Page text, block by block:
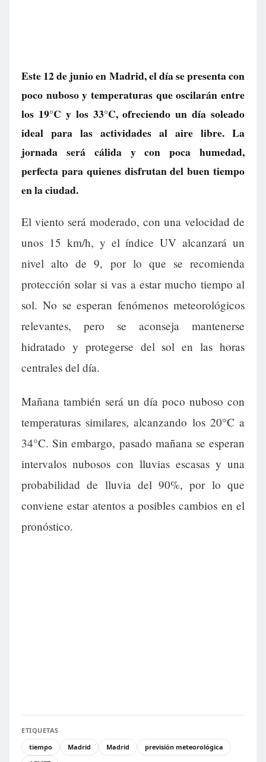
Este 12 de junio en Madrid, el día se presenta con
poco nuboso y temperaturas que oscilarán entre
los 19°C y los 33°C, ofreciendo un día soleado
ideal para las actividades al aire libre. La
jornada será cálida y con poca humedad,
perfecta para quienes disfrutan del buen tiempo
en la ciudad.
El viento será moderado, con una velocidad de
unos 15 km/h, y el índice UV alcanzará un
nivel alto de 9, por lo que se recomienda
protección solar si vas a estar mucho tiempo al
sol. No se esperan fenómenos meteorológicos
relevantes, pero se aconseja mantenerse
hidratado y protegerse del sol en las horas
centrales del día.
Mañana también será un día poco nuboso con
temperaturas similares, alcanzando los 20°C a
34°C. Sin embargo, pasado mañana se esperan
intervalos nubosos con lluvias escasas y una
probabilidad de lluvia del 90%, por lo que
conviene estar atentos a posibles cambios en el
pronóstico.
ETIQUETAS
tiempo
Madrid Madrid
previsión meteorológica